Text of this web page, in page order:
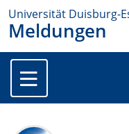
Universität Duisburg-
Meldungen